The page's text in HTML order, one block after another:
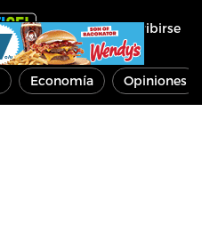
Inscribirse
Economía Opiniones